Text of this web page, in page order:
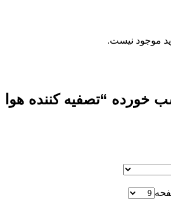
موجود نیست.
“تصفیه کننده هوا